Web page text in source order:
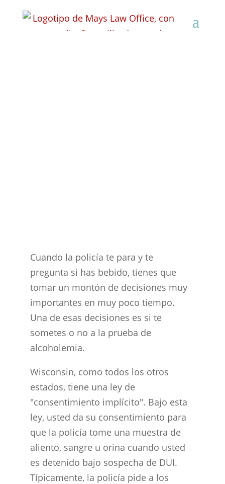
Cuando la policía te para y te
pregunta si has bebido, tienes que
tomar un montón de decisiones muy
importantes en muy poco tiempo.
Una de esas decisiones es si te
sometes o no a la prueba de
alcoholemia.
Wisconsin, como todos los otros
estados, tiene una ley de
"consentimiento implícito". Bajo esta
ley, usted da su consentimiento para
que la policía tome una muestra de
aliento, sangre u orina cuando usted
es detenido bajo sospecha de DUI.
Típicamente, la policía pide a los